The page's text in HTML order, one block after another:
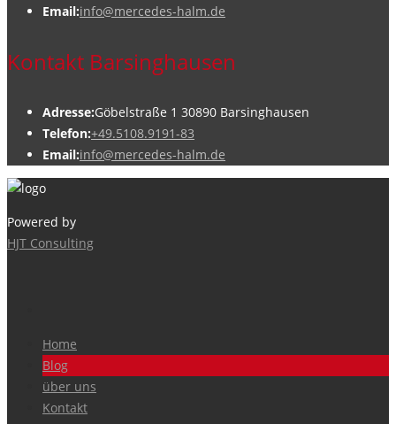
Email:info@mercedes-halm.de
Kontakt Barsinghausen
Adresse:Göbelstraße 1 30890 Barsinghausen
Telefon:+49.5108.9191-83
Email:info@mercedes-halm.de
Powered by
HJT Consulting
Home
Blog
über uns
Kontakt